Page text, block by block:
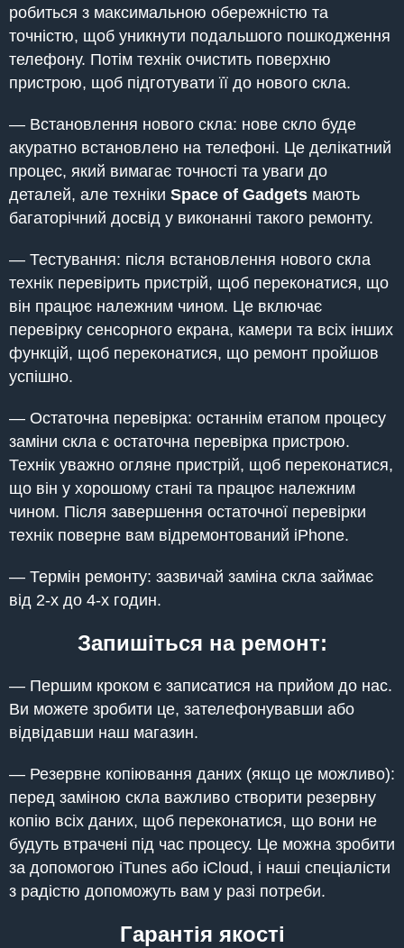
робиться з максимальною обережністю та
точністю, щоб уникнути подальшого пошкодження
телефону. Потім технік очистить поверхню
пристрою, щоб підготувати її до нового скла.
— Встановлення нового скла: нове скло буде
акуратно встановлено на телефоні. Це делікатний
процес, який вимагає точності та уваги до
деталей, але техніки Space of Gadgets мають
багаторічний досвід у виконанні такого ремонту.
— Тестування: після встановлення нового скла
технік перевірить пристрій, щоб переконатися, що
він працює належним чином. Це включає
перевірку сенсорного екрана, камери та всіх інших
функцій, щоб переконатися, що ремонт пройшов
успішно.
— Остаточна перевірка: останнім етапом процесу
заміни скла є остаточна перевірка пристрою.
Технік уважно огляне пристрій, щоб переконатися,
що він у хорошому стані та працює належним
чином. Після завершення остаточної перевірки
технік поверне вам відремонтований iPhone.
— Термін ремонту: зазвичай заміна скла займає
від 2-х до 4-х годин.
Запишіться на ремонт:
— Першим кроком є записатися на прийом до нас.
Ви можете зробити це, зателефонувавши або
відвідавши наш магазин.
— Резервне копіювання даних (якщо це можливо):
перед заміною скла важливо створити резервну
копію всіх даних, щоб переконатися, що вони не
будуть втрачені під час процесу. Це можна зробити
за допомогою iTunes або iCloud, і наші спеціалісти
з радістю допоможуть вам у разі потреби.
Гарантія якості